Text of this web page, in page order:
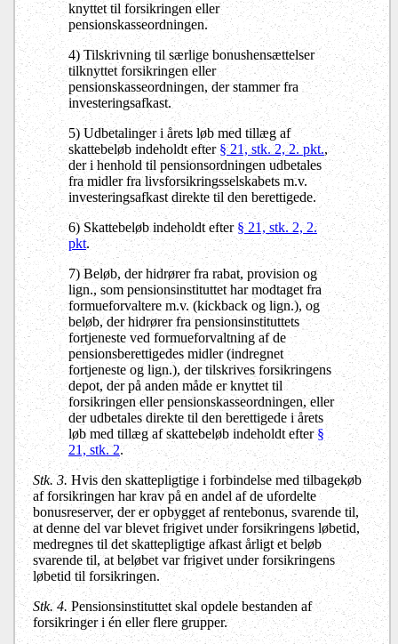
knyttet til forsikringen eller
pensionskasseordningen.
4) Tilskrivning til særlige bonushensættelser
tilknyttet forsikringen eller
pensionskasseordningen, der stammer fra
investeringsafkast.
5) Udbetalinger i årets løb med tillæg af
skattebeløb indeholdt efter§ 21, stk. 2, 2. pkt.,
der i henhold til pensionsordningen udbetales
fra midler fra livsforsikringsselskabets m.v.
investeringsafkast direkte til den berettigede.
6) Skattebeløb indeholdt efter § 21, stk. 2, 2.
pkt.
7) Beløb, der hidrører fra rabat, provision og
lign., som pensionsinstituttet har modtaget fra
formueforvaltere m.v. (kickback og lign.), og
beløb, der hidrører fra pensionsinstituttets
fortjeneste ved formueforvaltning af de
pensionsberettigedes midler (indregnet
fortjeneste og lign.), der tilskrives forsikringens
depot, der på anden måde er knyttet til
forsikringen eller pensionskasseordningen, eller
der udbetales direkte til den berettigede i årets
løb med tillæg af skattebeløb indeholdt efter§
21, stk. 2.
Stk. 3. Hvis den skattepligtige i forbindelse med tilbagekøb
af forsikringen har krav på en andel af de ufordelte
bonusreserver, der er opbygget af rentebonus, svarende til,
at denne del var blevet frigivet under forsikringens løbetid,
medregnes til det skattepligtige afkast årligt et beløb
svarende til, at beløbet var frigivet under forsikringens
løbetid til forsikringen.
Stk. 4.Pensionsinstituttet skal opdele bestanden af
forsikringer i én eller flere grupper.